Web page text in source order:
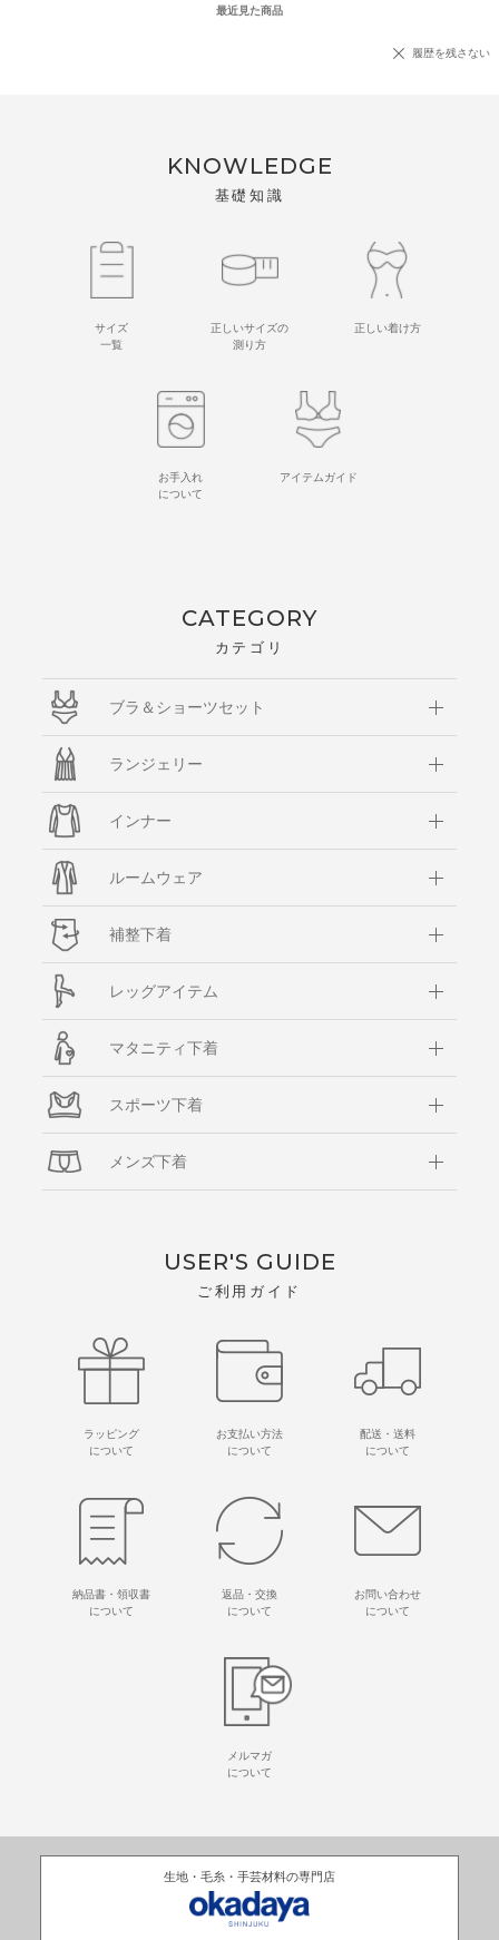
最近見た商品
履歴を残さない
KNOWLEDGE
基礎知識
サイズ
一覧
正しいサイズの
測り方
正しい着け方
お手入れ
について
アイテムガイド
CATEGORY
カテゴリ
ブラ＆ショーツセット
ランジェリー
インナー
ルームウェア
補整下着
レッグアイテム
マタニティ下着
スポーツ下着
メンズ下着
USER'S GUIDE
ご利用ガイド
ラッピング
について
お支払い方法
について
配送・送料
について
納品書・領収書
について
返品・交換
について
お問い合わせ
について
メルマガ
について
生地・毛糸・手芸材料の専門店